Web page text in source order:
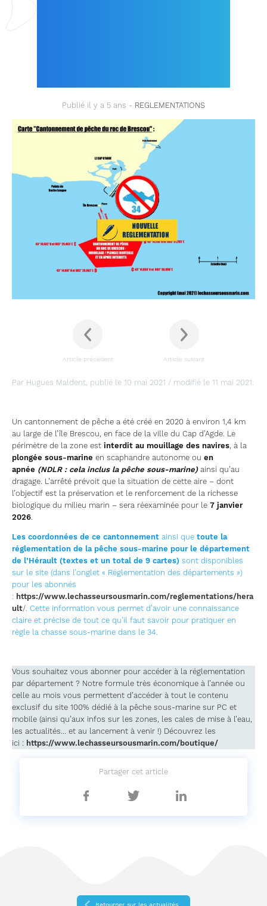
Publié il y a 5 ans - REGLEMENTATIONS
Article précédent Article suivant
Par Hugues Maldent, publié le 10 mai 2021 / modifié le 11 mai 2021.
Un cantonnement de pêche a été créé en 2020 à environ 1,4 km
au large de l’île Brescou, en face de la ville du Cap d’Agde. Le
périmètre de la zone est interdit au mouillage des navires, à la
plongée sous-marine en scaphandre autonome ou en
apnée (NDLR : cela inclus la pêche sous-marine)ainsi qu’au
dragage. L’arrêté prévoit que la situation de cette aire – dont
l’objectif est la préservation et le renforcement de la richesse
biologique du milieu marin – sera réexaminée pour le 7 janvier
2026.
Les coordonnées de ce cantonnement ainsi que toute la
réglementation de la pêche sous-marine pour le département
de l’Hérault (textes et un total de 9 cartes) sont disponibles
sur le site (dans l’onglet « Réglementation des départements »)
pour les abonnés
: https://www.lechasseursousmarin.com/reglementations/hera
ult/. Cette information vous permet d’avoir une connaissance
claire et précise de tout ce qu’il faut savoir pour pratiquer en
règle la chasse sous-marine dans le 34.
Vous souhaitez vous abonner pour accéder à la réglementation
par département ? Notre formule très économique à l’année ou
celle au mois vous permettent d’accéder à tout le contenu
exclusif du site 100% dédié à la pêche sous-marine sur PC et
mobile (ainsi qu’aux infos sur les zones, les cales de mise à l’eau,
les actualités… et au lancement à venir !) Découvrez les
ici : https://www.lechasseursousmarin.com/boutique/
Partager cet article
Partager
Partager
Partager
sur